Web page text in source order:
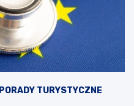
PORADY TURYSTYCZNE